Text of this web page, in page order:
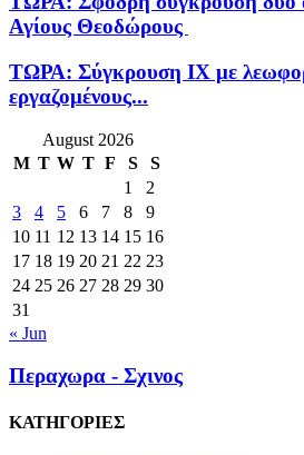
Αγίους Θεοδώρους
ΤΩΡΑ: Σύγκρουση ΙΧ με
εργαζομένους...
August 2026
M T W T F S
S
1
2
3
4 5 6 7 8
9
10 11 12 13 14 15 16
17 18 19 20 21 22 23
24 25 26 27 28 29 30
31
« Jun
Περαχωρα - Σχινος
ΚΑΤΗΓΟΡΙΕΣ